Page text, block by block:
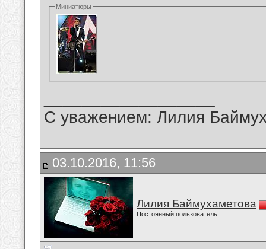
Миниатюры
С уважением: Лилия
03.10.2016, 11:56
Лилия Баймухаметова
Постоянный пользователь